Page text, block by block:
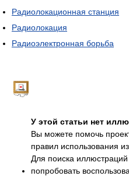
Радиолокационная станция
Радиолокация
Радиоэлектронная борьба
У этой статьи нет
Вы можете помочь
правил использования
Для поиска
попробовать